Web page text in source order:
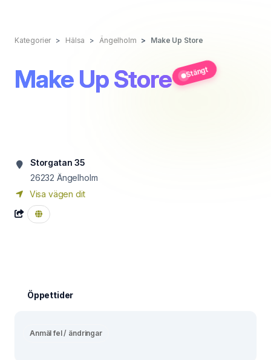
Kategorier Hälsa Ängelholm Make Up Store
Make Up Store Stängt
Storgatan 35
26232 Ängelholm
Visa vägen dit
Öppettider
Anmäl fel / ändringar